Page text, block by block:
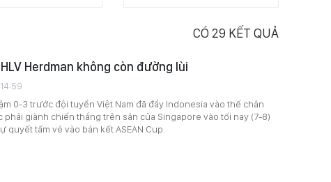
CÓ 29 KẾT QUẢ
Herdman không còn đường lùi
0-3 trước đội tuyển Việt Nam đã đẩy Indonesia vào thế chân
phải giành chiến thắng trên sân của Singapore vào tối nay (7-8)
quyết tấm vé vào bán kết ASEAN Cup.